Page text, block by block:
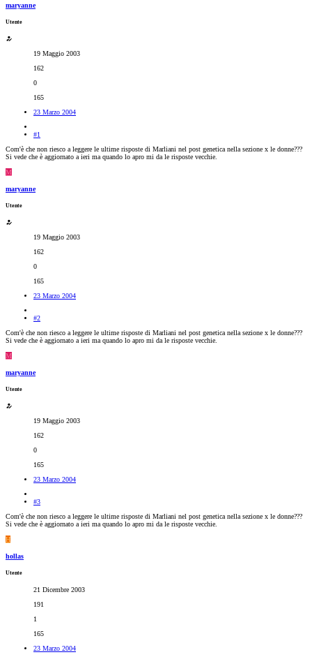
maryanne
Utente
19 Maggio 2003
162
0
165
23 Marzo 2004
#1
Com'è che non riesco a leggere le ultime risposte di Marliani nel post genetica nella sezione x le donne???
Si vede che è aggiornato a ieri ma quando lo apro mi da le risposte vecchie.
M
maryanne
Utente
19 Maggio 2003
162
0
165
23 Marzo 2004
#2
Com'è che non riesco a leggere le ultime risposte di Marliani nel post genetica nella sezione x le donne???
Si vede che è aggiornato a ieri ma quando lo apro mi da le risposte vecchie.
M
maryanne
Utente
19 Maggio 2003
162
0
165
23 Marzo 2004
#3
Com'è che non riesco a leggere le ultime risposte di Marliani nel post genetica nella sezione x le donne???
Si vede che è aggiornato a ieri ma quando lo apro mi da le risposte vecchie.
H
hollas
Utente
21 Dicembre 2003
191
1
165
23 Marzo 2004